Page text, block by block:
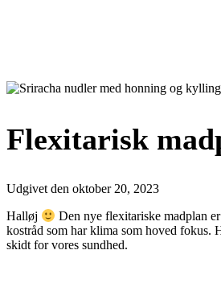
Flexitarisk
Udgivet den oktober 20, 2023
Halløj
Den nye flexitariske madplan
kostråd som har klima som hoved fokus.
skidt for vores sundhed.